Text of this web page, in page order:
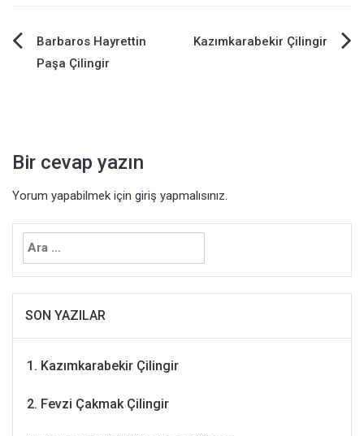
YazıBarbaros Hayrettin
Paşa Çilingir
Kazımkarabekir Çilingir
Bir cevap yazın
Yorum yapabilmek için giriş yapmalısınız.
Arama:
SON YAZILAR
Kazımkarabekir Çilingir
Fevzi Çakmak Çilingir